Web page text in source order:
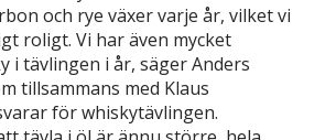
och rye växer varje år, vilket vi
roligt. Vi har även mycket
i tävlingen i år, säger Anders
tillsammans med Klaus
för whiskytävlingen.